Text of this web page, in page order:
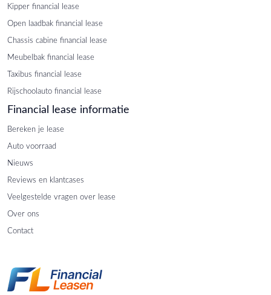
Kipper financial lease
Open laadbak financial lease
Chassis cabine financial lease
Meubelbak financial lease
Taxibus financial lease
Rijschoolauto financial lease
Financial lease informatie
Bereken je lease
Auto voorraad
Nieuws
Reviews en klantcases
Veelgestelde vragen over lease
Over ons
Contact